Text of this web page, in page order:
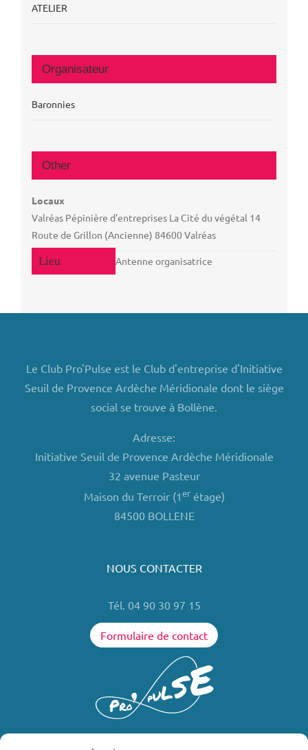
ATELIER
Antenne organisatrice
Organisateur
Baronnies
Other
Locaux
Valréas Pépinière d’entreprises La Cité du végétal 14
Route de Grillon (Ancienne) 84600 Valréas
Le Club Pro'Pulse est le Club d'entreprise d'Initiative
Seuil de Provence Ardèche Méridionale dont le siège
social se trouve à Bollène.
Adresse:
Initiative Seuil de Provence Ardèche Méridionale
32 avenue Pasteur
Maison du Terroir (1erétage)
84500 BOLLENE
NOUS CONTACTER
Tél. 04 90 30 97 15
Formulaire de contact